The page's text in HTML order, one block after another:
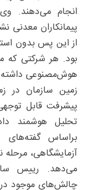
انجام می‌دهند.
پیمانکاران معدنی
از این پس بدون
بود. هر شرکتی که
هوش‌مصنوعی داشته
زمین سازمان در
پیشرفت قابل
تحلیل هوشمند
براساس
آزمایشگاهی، مرحله‌
می‌دهد. رییس
چالش‌های موجود در